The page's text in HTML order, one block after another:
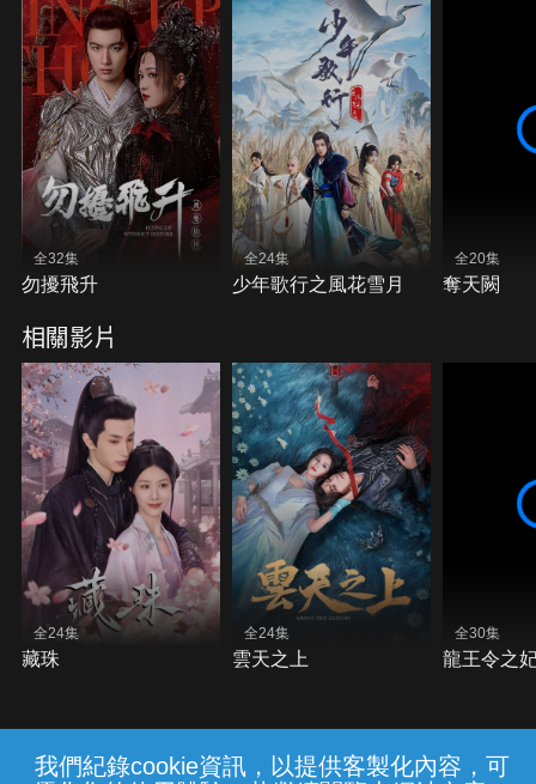
我們紀錄cookie資訊，以提供客製化內容，可
全32集
勿擾飛升
全24集
少年歌行之風花雪月
全20集
奪天闕
相關影片
全24集
藏珠
全24集
雲天之上
全30集
龍王令之
{{notifyMsg}}